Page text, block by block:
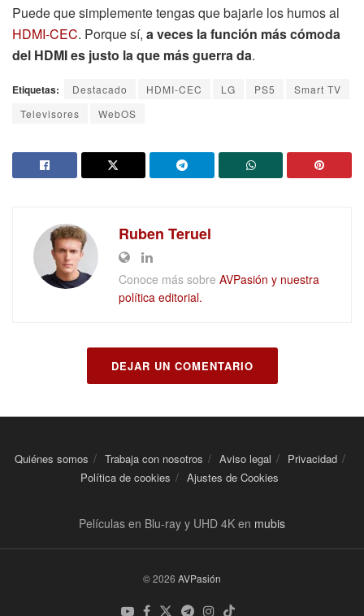
Puede que simplemente tengas que bajarle los humos al
HDMI-CEC. Porque sí, a veces la función más cómoda
del HDMI es justo la que más guerra da.
Etiquetas: Destacado HDMI-CEC LG PS5
Smart TV
Televisores
WebOS
Ruben Teruel
Conoce más sobre AVPasión y nuestra
política editorial.
DEJAR UN COMENTARIO
Quiénes somos Trabaja con nosotros Aviso legal
Privacidad
Política de cookies
Ajustes de Cookies
Películas en Blu-ray y UHD 4K en mubis
© 2026 AVPasión